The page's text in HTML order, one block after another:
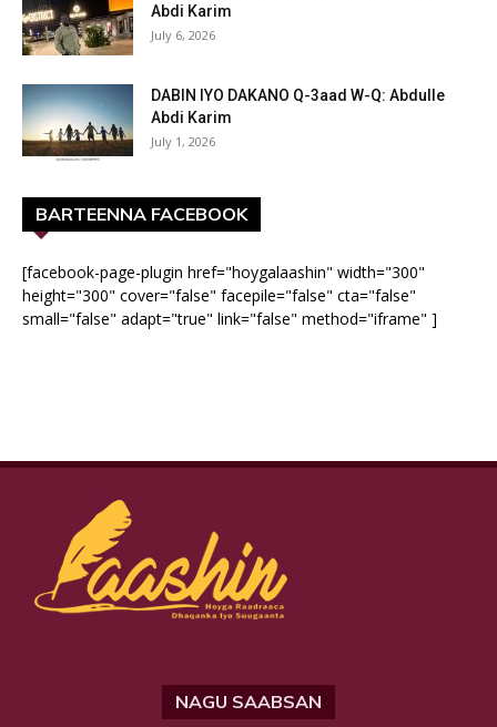
Abdi Karim
July 6, 2026
DABIN IYO DAKANO Q-3aad W-Q: Abdulle
Abdi Karim
July 1, 2026
BARTEENNA FACEBOOK
[facebook-page-plugin href="hoygalaashin" width="300"
height="300" cover="false" facepile="false" cta="false"
small="false" adapt="true" link="false" method="iframe" ]
NAGU SAABSAN